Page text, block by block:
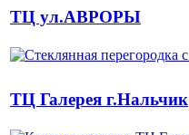
ТЦ ул.АВРОРЫ
ТЦ Галерея г.Нальчик